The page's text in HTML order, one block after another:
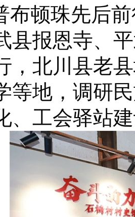
布顿珠先后
县报恩寺、
，北川县老
等地，调研
、工会驿站